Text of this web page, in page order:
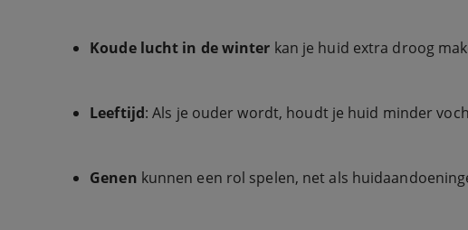
Koude lucht in de winter kan je huid extra droog
Leeftijd: Als je ouder wordt, houdt je huid minder
Genen kunnen een rol spelen, net als